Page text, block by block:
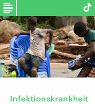
Infektionskrankheit